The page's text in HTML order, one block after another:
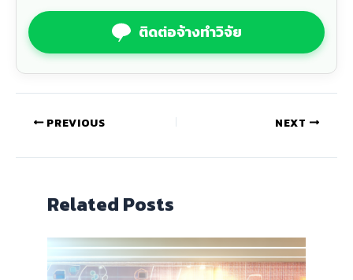
ติดต่อจ้างทำวิจัย
PREVIOUS NEXT
Related Posts